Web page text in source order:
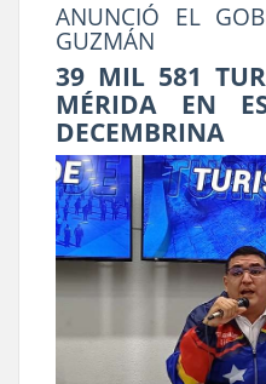
ANUNCIÓ EL
GUZMÁN
39 MIL 581
MÉRIDA EN
DECEMBRINA